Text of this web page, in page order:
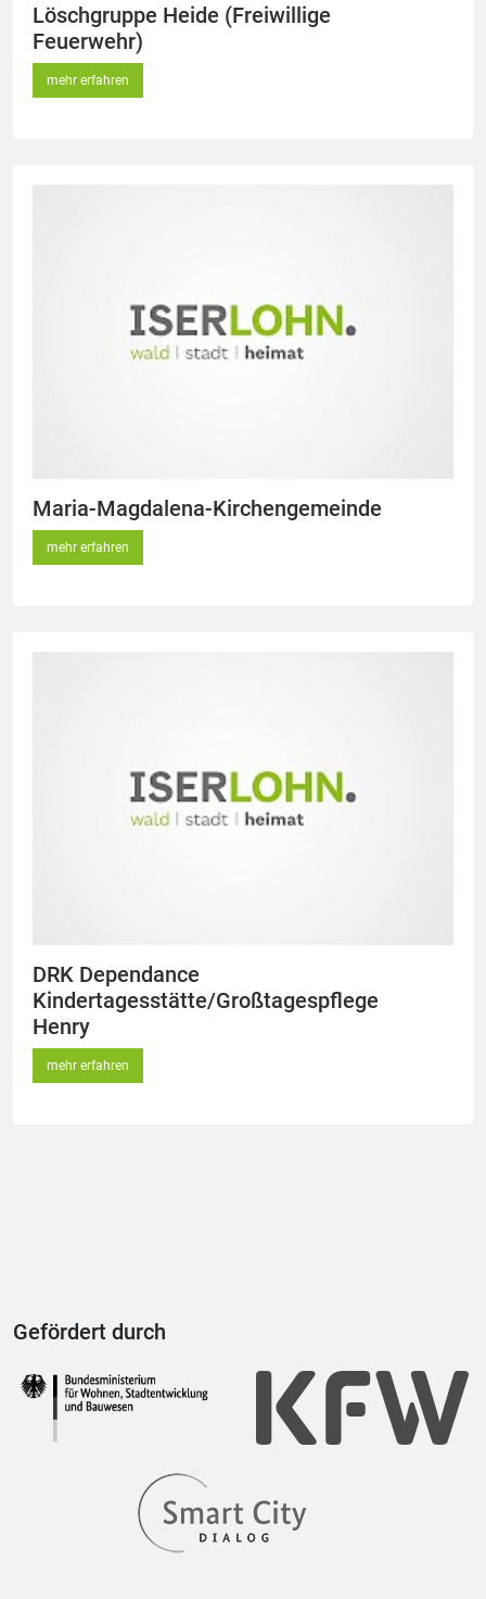
Löschgruppe Heide (Freiwillige
Feuerwehr)
mehr erfahren
Maria-Magdalena-Kirchengemeinde
mehr erfahren
DRK Dependance
Kindertagesstätte/Großtagespflege
Henry
mehr erfahren
Gefördert durch